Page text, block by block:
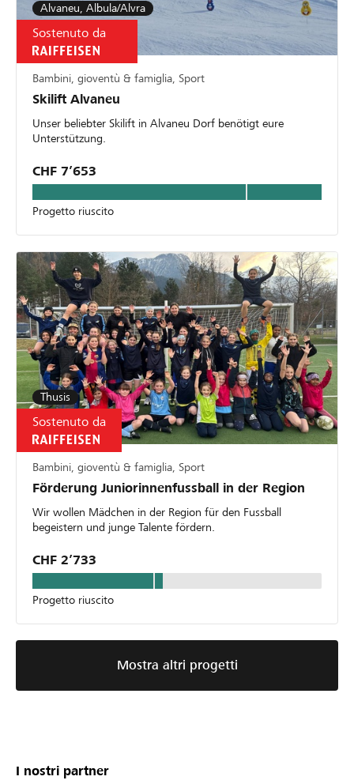
Alvaneu, Albula/Alvra
Sostenuto da
Bambini, gioventù & famiglia, Sport
Skilift Alvaneu
Unser beliebter Skilift in Alvaneu Dorf benötigt eure
Unterstützung.
CHF 7’653
Progetto riuscito
Thusis
Sostenuto da
Bambini, gioventù & famiglia, Sport
Förderung Juniorinnenfussball in der Region
Wir wollen Mädchen in der Region für den Fussball
begeistern und junge Talente fördern.
CHF 2’733
Progetto riuscito
Mostra altri progetti
I nostri partner